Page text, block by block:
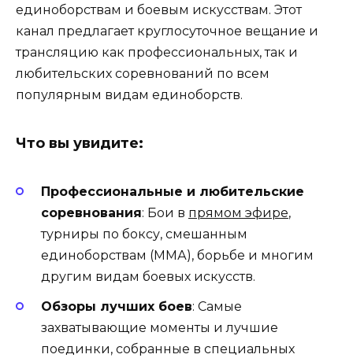
единоборствам и боевым искусствам. Этот
канал предлагает круглосуточное вещание и
трансляцию как профессиональных, так и
любительских соревнований по всем
популярным видам единоборств.
Что вы увидите:
Профессиональные и любительские
соревнования: Бои в прямом эфире,
турниры по боксу, смешанным
единоборствам (ММА), борьбе и многим
другим видам боевых искусств.
Обзоры лучших боев: Самые
захватывающие моменты и лучшие
поединки, собранные в специальных